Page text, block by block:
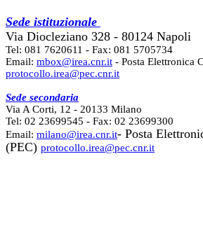
Sede istituzionale
Via Diocleziano 328 - 80124 Napoli
Tel: 081 7620611 - Fax: 081 5705734
Email: mbox@irea.cnr.it - Posta Elettronica
protocollo.irea@pec.cnr.it
Sede secondaria
Via A Corti, 12 - 20133 Milano
Tel: 02 23699545 - Fax: 02 23699300
Email: milano@irea.cnr.it- Posta
(PEC) protocollo.irea@pec.cnr.it